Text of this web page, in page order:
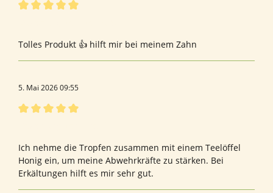
Tolles Produkt 👍 hilft mir bei meinem Zahn
5. Mai 2026 09:55
Ich nehme die Tropfen zusammen mit einem Teelöffel
Honig ein, um meine Abwehrkräfte zu stärken. Bei
Erkältungen hilft es mir sehr gut.